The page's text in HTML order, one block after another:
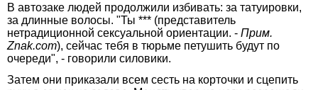
В автозаке людей продолжили избивать: за татуировки,
за длинные волосы. "Ты *** (представитель
нетрадиционной сексуальной ориентации. - Прим.
Znak.сom), сейчас тебя в тюрьме петушить будут по
очереди", - говорили силовики.
Затем они приказали всем сесть на корточки и сцепить